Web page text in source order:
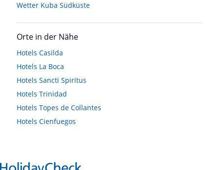
Wetter Kuba Südküste
Orte in der Nähe
Hotels Casilda
Hotels La Boca
Hotels Sancti Spiritus
Hotels Trinidad
Hotels Topes de Collantes
Hotels Cienfuegos